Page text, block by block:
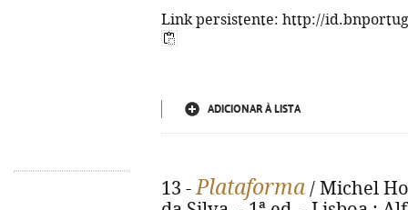
Link persistente: http://
ADICIONAR À LISTA
13 -Plataforma / Michel